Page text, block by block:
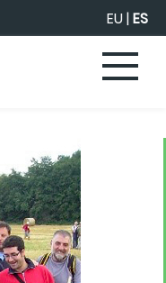
EU|ES